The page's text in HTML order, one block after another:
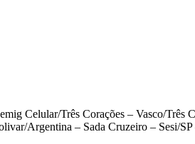
Celular/Três Corações – Vasco/
Argentina – Sada Cruzeiro – Sesi/